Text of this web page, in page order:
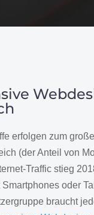
erfolgen zum
(der Anteil von
Traffic stieg
Smartphones oder
braucht